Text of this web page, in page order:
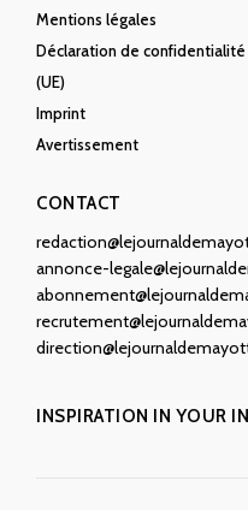
Mentions légales
Déclaration de confidentialité
(UE)
Imprint
Avertissement
CONTACT
annonce-
INSPIRATION IN YOUR